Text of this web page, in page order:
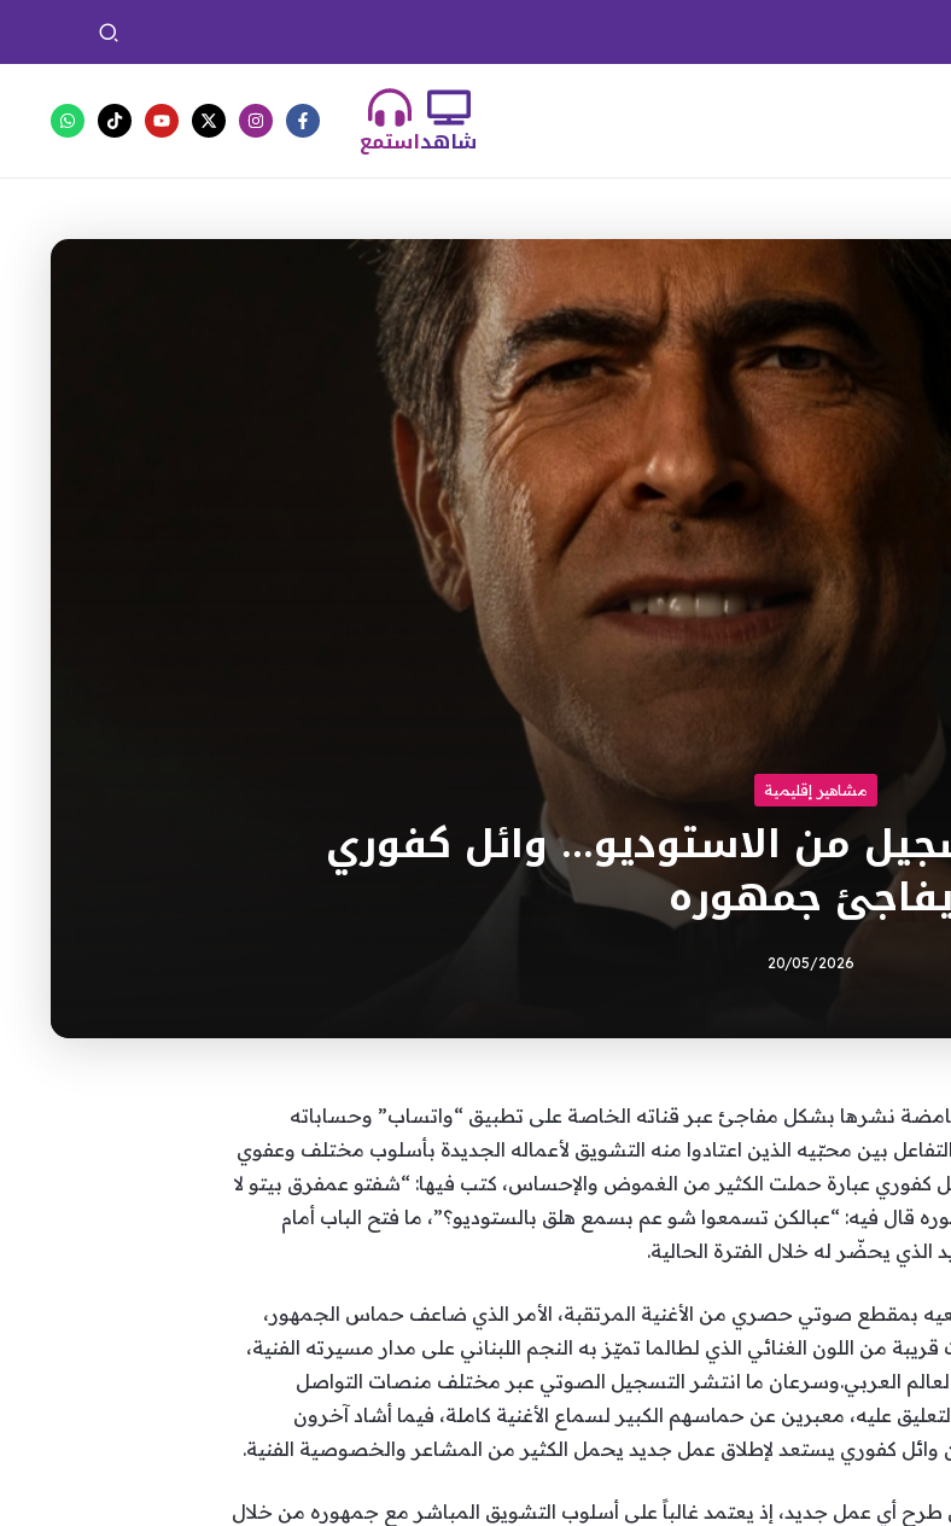
استمعشاهد
مشاهير إقليمية
من الاستوديو… وائل كفوري
جمهوره
20/05/2026
نشرها بشكل مفاجئ عبر قناته الخاصة على تطبيق “واتساب” وحساباته
بين محبّيه الذين اعتادوا منه التشويق لأعماله الجديدة بأسلوب مختلف وعفوي
كفوري عبارة حملت الكثير من الغموض والإحساس، كتب فيها: “شفتو عمفرق بيتو لا
قال فيه: “عبالكن تسمعوا شو عم بسمع هلق بالستوديو؟”، ما فتح الباب أمام
يحضّر له خلال الفترة الحالية.
بمقطع صوتي حصري من الأغنية المرتقبة، الأمر الذي ضاعف حماس الجمهور،
من اللون الغنائي الذي لطالما تميّز به النجم اللبناني على مدار مسيرته الفنية،
العربي.وسرعان ما انتشر التسجيل الصوتي عبر مختلف منصات التواصل
عليه، معبرين عن حماسهم الكبير لسماع الأغنية كاملة، فيما أشاد آخرون
كفوري يستعد لإطلاق عمل جديد يحمل الكثير من المشاعر والخصوصية الفنية.
أي عمل جديد، إذ يعتمد غالباً على أسلوب التشويق المباشر مع جمهوره من خلال